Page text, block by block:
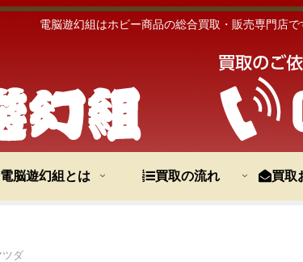
電脳遊幻組はホビー商品の総合買取・販売専門店で
電脳遊幻組とは 買取の流れ 買取
ツダ